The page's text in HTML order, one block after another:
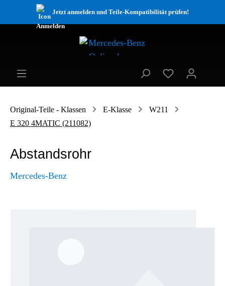
Jetzt anmelden und Teile-Kompatibilität prüfen!
Original-Teile - Klassen E-Klasse
W211
E 320 4MATIC (211082)
Abstandsrohr
Mercedes-Benz